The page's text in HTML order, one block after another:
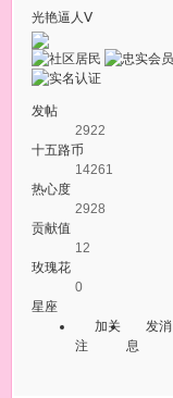
光艳逼人Ⅴ
发帖
2922
十五路币
14261
热心度
2928
贡献值
12
玫瑰花
0
星座
加关
注
发消
息